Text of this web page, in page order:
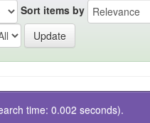
Sort items by
time: 0.002 seconds).